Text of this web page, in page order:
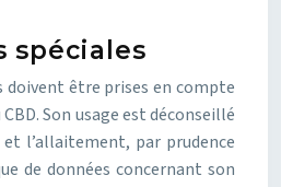
spéciales
doivent être prises en compte
Son usage est déconseillé
l’allaitement, par prudence
de données concernant son